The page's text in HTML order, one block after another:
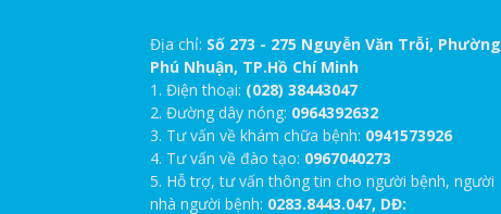
Địa chỉ: Số 273 - 275 Nguyễn Văn Trỗi, Phường
Phú Nhuận, TP.Hồ Chí Minh
1. Điện thoại: (028) 38443047
2. Đường dây nóng: 0964392632
3. Tư vấn về khám chữa bệnh: 0941573926
4. Tư vấn về đào tạo: 0967040273
5. Hỗ trợ, tư vấn thông tin cho người bệnh, người
nhà người bệnh: 0283.8443.047, DĐ: